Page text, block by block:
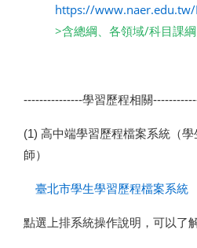
https://www.naer.edu.tw/
>含總綱、各領域/科目課
---------------學習歷程相關
(1) 高中端學習歷程檔案系統（
師）
臺北市學生學習歷程檔案系統
點選上排系統操作說明，可以了